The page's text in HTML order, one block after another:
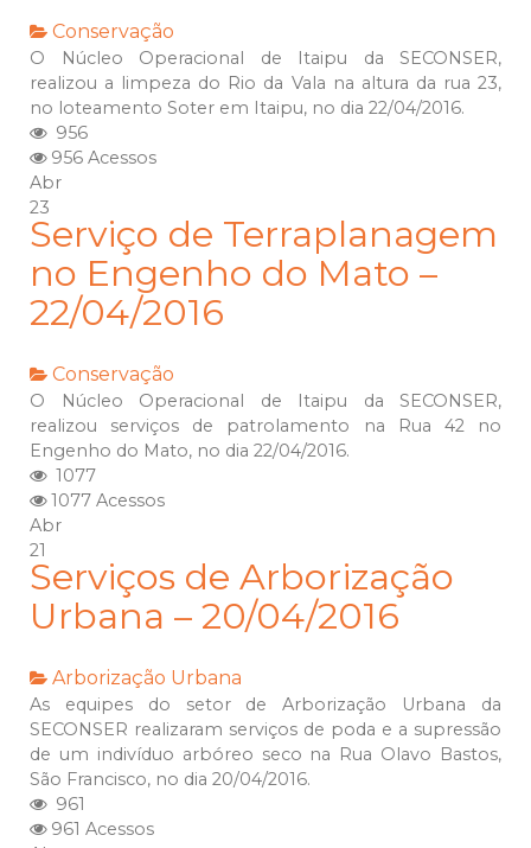
Conservação
O Núcleo Operacional de Itaipu da SECONSER,
realizou a limpeza do Rio da Vala na altura da rua 23,
no loteamento Soter em Itaipu, no dia 22/04/2016.
956
956 Acessos
Abr
23
Serviço de Terraplanagem
no Engenho do Mato –
22/04/2016
Conservação
O Núcleo Operacional de Itaipu da SECONSER,
realizou serviços de patrolamento na Rua 42 no
Engenho do Mato, no dia 22/04/2016.
1077
1077 Acessos
Abr
21
Serviços de Arborização
Urbana – 20/04/2016
Arborização Urbana
As equipes do setor de Arborização Urbana da
SECONSER realizaram serviços de poda e a supressão
de um indivíduo arbóreo seco na Rua Olavo Bastos,
São Francisco, no dia 20/04/2016.
961
961 Acessos